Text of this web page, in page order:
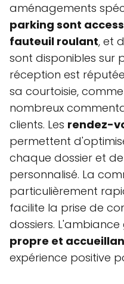
aménagements
parking sont
fauteuil roulant, et
sont disponibles sur
réception est
sa courtoisie,
nombreux
clients. Les rendez-
permettent
chaque dossier et
personnalisé. La
particulièrement
facilite la prise de
dossiers.
propre et
expérience positive